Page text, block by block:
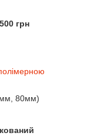
грн
80мм)